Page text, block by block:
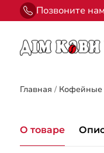
Позвоните нам
Главная / Кофейные
О товаре